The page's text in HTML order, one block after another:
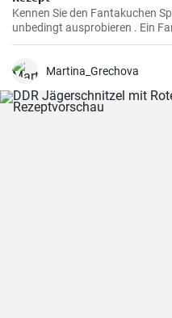
Kennen Sie den Fantakuchen
unbedingt ausprobieren . Ein
Mandarinen und einer
Martina_Grechova